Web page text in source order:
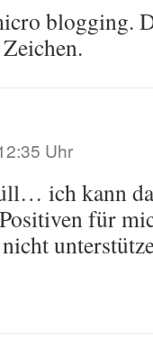
blogging.
Uhr
ich kann
für